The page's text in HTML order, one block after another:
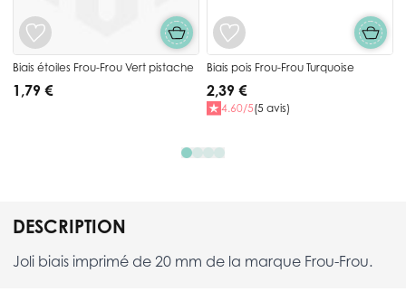
DESCRIPTION
Joli biais imprimé de 20 mm de la marque Frou-Frou.
Biais étoiles Frou-Frou Vert pistache
1,79 €
Biais pois Frou-Frou Turquoise
2,39 €
4.60/5(5 avis)